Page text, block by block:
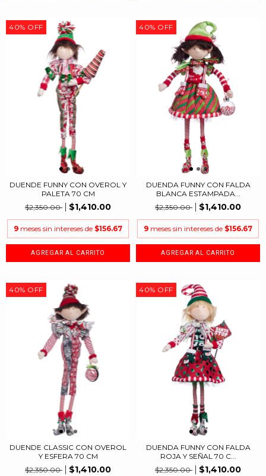
40% OFF
DUENDE FUNNY CON OVEROL Y
PALETA 70 CM
$2,350.00
$1,410.00
9 meses sin intereses de $156.67
40% OFF
DUENDA FUNNY CON FALDA
BLANCA ESTAMPADA...
$2,350.00
$1,410.00
9 meses sin intereses de $156.67
40% OFF
DUENDE CLASSIC CON OVEROL
Y ESFERA 70 CM
$2,350.00
$1,410.00
40% OFF
DUENDA FUNNY CON FALDA
ROJA Y SEÑAL 70 C...
$2,350.00
$1,410.00